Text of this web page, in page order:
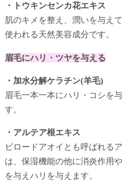
・トウキンセンカ花エキス
肌のキメを整え、潤いを与え
使われる天然美容成分です。
眉毛にハリ・ツヤを与える
・加水分解ケラチン(羊毛)
眉毛一本一本にハリ・コシを
す。
・アルテア根エキス
ビロードアオイとも呼ばれる
は、保湿機能の他に消炎作用
を与えハリを与えます。